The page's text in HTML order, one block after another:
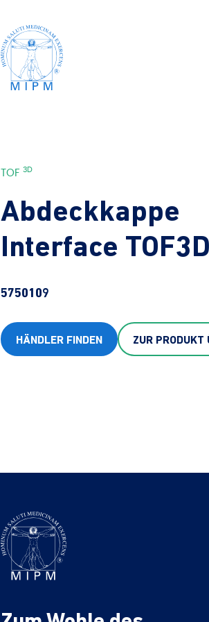
TOF 3D
Abdeckkappe
Interface TOF3D
5750109
HÄNDLER FINDEN ZUR PRODUKT